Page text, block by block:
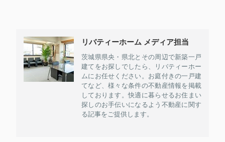
リバティーホーム メディア担当
茨城県県央・県北とその周辺で新築一戸
建てをお探しでしたら、リバティーホー
ムにお任せください。お庭付きの一戸建
てなど、様々な条件の不動産情報を掲載
しております。快適に暮らせるお住まい
探しのお手伝いになるよう不動産に関す
る記事をご提供します。